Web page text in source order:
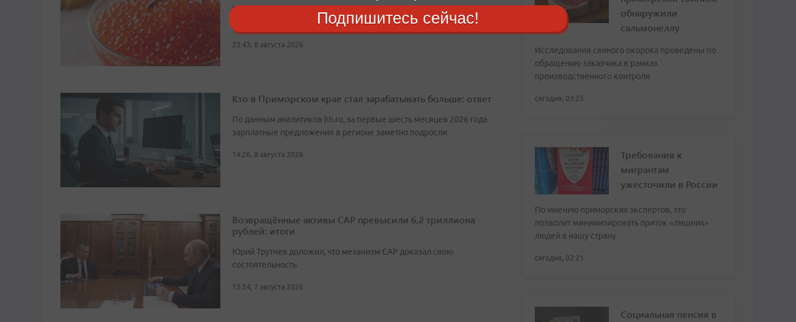
Причина — рекордно слабый вылов лосося на Дальнем Востоке из-за
23:43, 8 августа 2026
Кто в Приморском крае стал зарабатывать больше: ответ
По данным аналитиков hh.ru, за первые шесть месяцев 2026 года
зарплатные предложения в регионе заметно подросли
14:26, 8 августа 2026
Возвращённые активы САР превысили 6,2 триллиона
рублей: итоги
Юрий Трутнев доложил, что механизм САР доказал свою
состоятельность
13:24, 7 августа 2026
обнаружили
сальмонеллу
Исследования свиного окорока проведены по
обращению заказчика в рамках
производственного контроля
сегодня, 03:25
Требования к
мигрантам
ужесточили в России
По мнению приморских экспертов, это
позволит минимизировать приток «лишних»
людей в нашу страну
сегодня, 02:21
Социальная пенсия в
Подпишитесь сейчас!